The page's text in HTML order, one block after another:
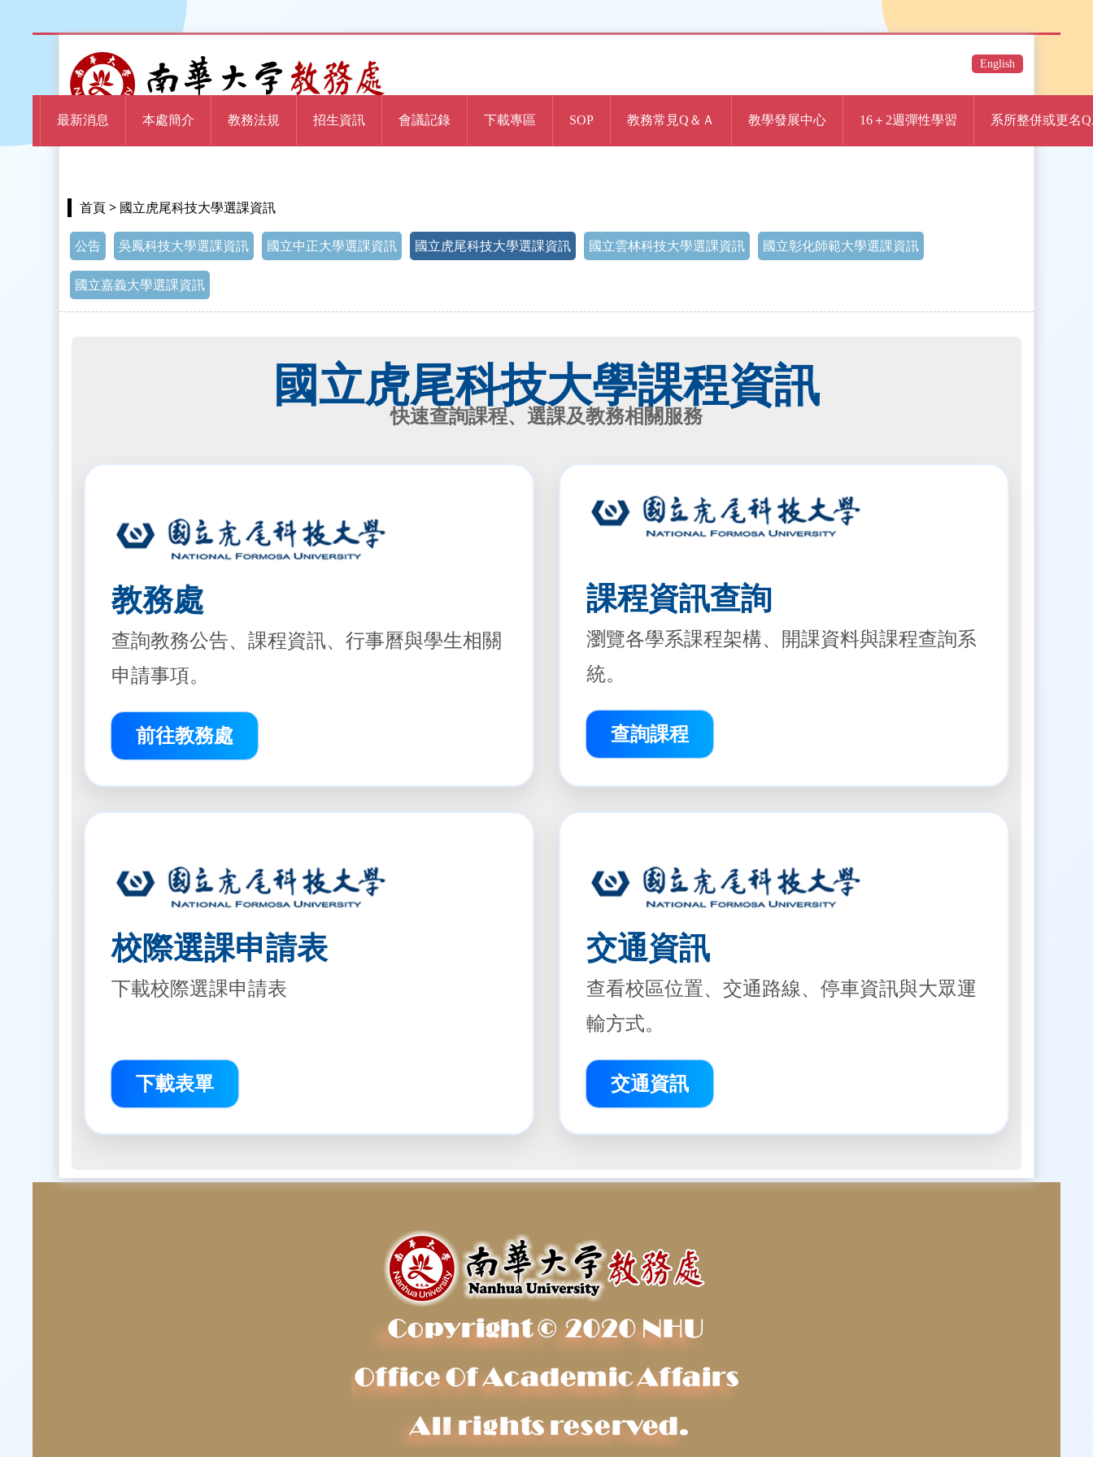
English
首頁 > 國立虎尾科技大學選課資訊
公告 吳鳳科技大學選課資訊 國立中正大學選課資訊 國立虎尾科技大學選課資訊 國立雲林科技大學選課資訊 國立彰化師範大學選課資訊
國立嘉義大學選課資訊
國立虎尾科技大學課程資訊
快速查詢課程、選課及教務相關服務
教務處
查詢教務公告、課程資訊、行事曆與學生相關
申請事項。
前往教務處
課程資訊查詢
瀏覽各學系課程架構、開課資料與課程查詢系
統。
查詢課程
校際選課申請表
下載校際選課申請表
下載表單
交通資訊
查看校區位置、交通路線、停車資訊與大眾運
輸方式。
交通資訊
最新消息 本處簡介 教務法規 招生資訊 會議記錄 下載專區 SOP 教務常見Q＆Ａ 教學發展中心 16＋2週彈性學習 系所整併或更名